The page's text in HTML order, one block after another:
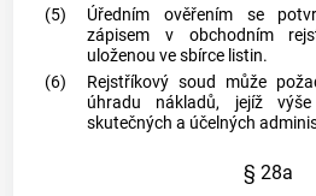
(5)
Úředním ověřením se
zápisem v obchodním
uloženou ve sbírce listin.
(6)
Rejstříkový soud může
úhradu nákladů, jejíž
skutečných a účelných
§ 28a